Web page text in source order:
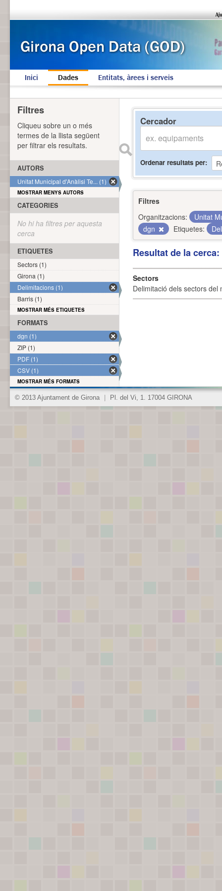
Inici Dades Entitats, àrees i serveis
Cercador
Ordenar resultats per
Filtres
Organitzacions:
Unitat
dgn
Etiquetes:
Resultat de la
Sectors
Delimitació dels sectors del
Filtres
Cliqueu sobre un o més
termes de la llista següent
per filtrar els resultats.
AUTORS
Unitat Municipal d'Anàlisi Te... (1)
MOSTRAR MENYS AUTORS
CATEGORIES
No hi ha filtres per aquesta
cerca
ETIQUETES
Sectors (1)
Girona (1)
Delimitacions (1)
Barris (1)
MOSTRAR MÉS ETIQUETES
FORMATS
dgn (1)
ZIP (1)
PDF (1)
CSV (1)
MOSTRAR MÉS FORMATS
© 2013 Ajuntament de Girona Pl. del Vi, 1. 17004 GIRONA